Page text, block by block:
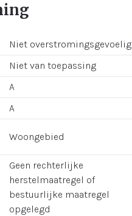
Niet overstromingsgevoelig
Niet van toepassing
A
A
Woongebied
Geen rechterlijke
herstelmaatregel of
bestuurlijke maatregel
opgelegd